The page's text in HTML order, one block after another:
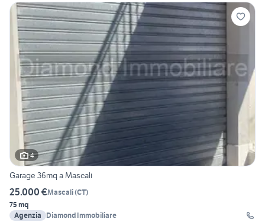
4
Garage 36mq a Mascali
25.000 €Mascali(CT)
75 mq
Agenzia
Diamond Immobiliare